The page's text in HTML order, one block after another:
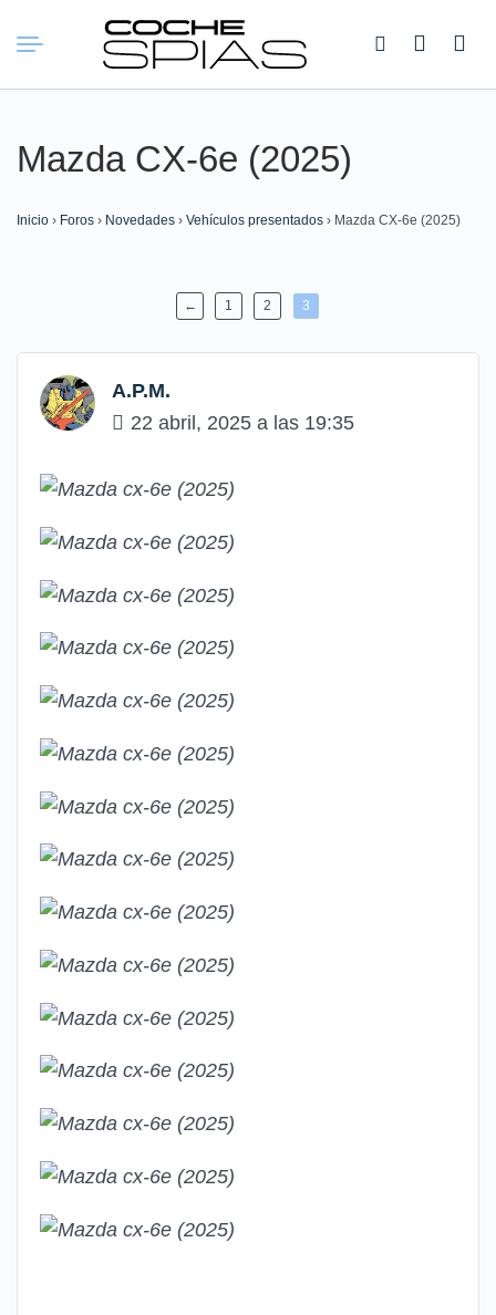
Buscar:
Mazda CX-6e (2025)
Inicio › Foros › Novedades › Vehículos presentados › Mazda CX-6e (2025)
← 1 2 3
A.P.M.
22 abril, 2025 a las 19:35